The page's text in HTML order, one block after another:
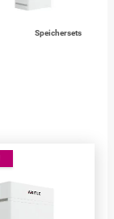
Speichersets